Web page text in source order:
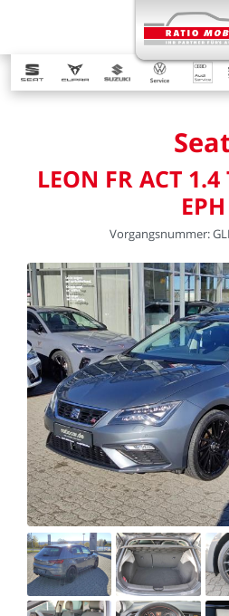
LEON FR ACT 1.4
EPH
Vorgangsnummer: